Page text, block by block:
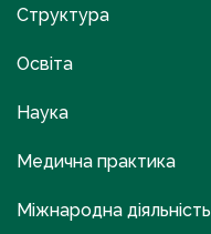
Структура
Освіта
Наука
Медична практика
Міжнародна діяльність